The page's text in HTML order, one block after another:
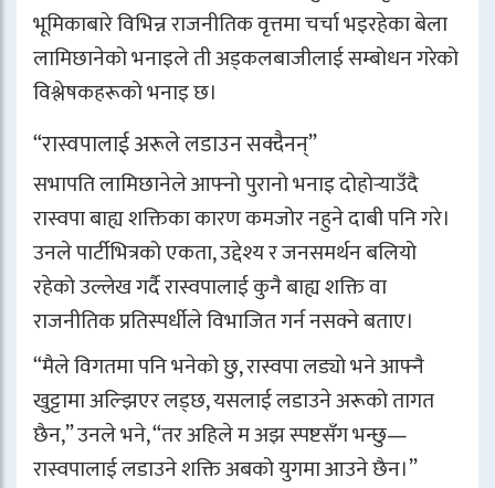
भूमिकाबारे विभिन्न राजनीतिक वृत्तमा चर्चा भइरहेका बेला
लामिछानेको भनाइले ती अड्कलबाजीलाई सम्बोधन गरेको
विश्लेषकहरूको भनाइ छ।
“रास्वपालाई अरूले लडाउन सक्दैनन्”
सभापति लामिछानेले आफ्नो पुरानो भनाइ दोहोर्‍याउँदै
रास्वपा बाह्य शक्तिका कारण कमजोर नहुने दाबी पनि गरे।
उनले पार्टीभित्रको एकता, उद्देश्य र जनसमर्थन बलियो
रहेको उल्लेख गर्दै रास्वपालाई कुनै बाह्य शक्ति वा
राजनीतिक प्रतिस्पर्धीले विभाजित गर्न नसक्ने बताए।
“मैले विगतमा पनि भनेको छु, रास्वपा लड्यो भने आफ्नै
खुट्टामा अल्झिएर लड्छ, यसलाई लडाउने अरूको तागत
छैन,” उनले भने, “तर अहिले म अझ स्पष्टसँग भन्छु—
रास्वपालाई लडाउने शक्ति अबको युगमा आउने छैन।”